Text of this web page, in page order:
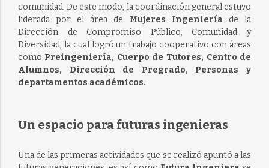
comunidad. De este modo, la coordinación general estuvo
liderada por el área de Mujeres Ingeniería de la
Dirección de Compromiso Público, Comunidad y
Diversidad, la cual logró un trabajo cooperativo con áreas
como Preingeniería, Cuerpo de Tutores, Centro de
Alumnos, Dirección de Pregrado, Personas y
departamentos académicos.
Un espacio para futuras ingenieras
Una de las primeras actividades que se realizó apuntó a las